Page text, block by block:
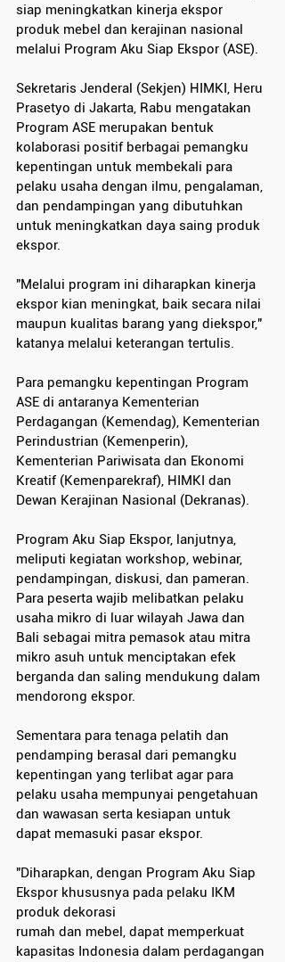
siap meningkatkan kinerja ekspor
produk mebel dan kerajinan nasional
melalui Program Aku Siap Ekspor (ASE).
Sekretaris Jenderal (Sekjen) HIMKI, Heru
Prasetyo di Jakarta, Rabu mengatakan
Program ASE merupakan bentuk
kolaborasi positif berbagai pemangku
kepentingan untuk membekali para
pelaku usaha dengan ilmu, pengalaman,
dan pendampingan yang dibutuhkan
untuk meningkatkan daya saing produk
ekspor.
"Melalui program ini diharapkan kinerja
ekspor kian meningkat, baik secara nilai
maupun kualitas barang yang diekspor,"
katanya melalui keterangan tertulis.
Para pemangku kepentingan Program
ASE di antaranya Kementerian
Perdagangan (Kemendag), Kementerian
Perindustrian (Kemenperin),
Kementerian Pariwisata dan Ekonomi
Kreatif (Kemenparekraf), HIMKI dan
Dewan Kerajinan Nasional (Dekranas).
Program Aku Siap Ekspor, lanjutnya,
meliputi kegiatan workshop, webinar,
pendampingan, diskusi, dan pameran.
Para peserta wajib melibatkan pelaku
usaha mikro di luar wilayah Jawa dan
Bali sebagai mitra pemasok atau mitra
mikro asuh untuk menciptakan efek
berganda dan saling mendukung dalam
mendorong ekspor.
Sementara para tenaga pelatih dan
pendamping berasal dari pemangku
kepentingan yang terlibat agar para
pelaku usaha mempunyai pengetahuan
dan wawasan serta kesiapan untuk
dapat memasuki pasar ekspor.
"Diharapkan, dengan Program Aku Siap
Ekspor khususnya pada pelaku IKM
produk dekorasi
rumah dan mebel, dapat memperkuat
kapasitas Indonesia dalam perdagangan